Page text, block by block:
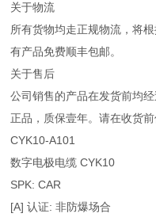
关于物流
所有货物均走正规物流，将
有产品免费顺丰包邮。
关于售后
公司销售的产品在发货前均
正品，质保壹年。请在收货
CYK10-A101
数字电极电缆 CYK10
SPK: CAR
[A] 认证: 非防爆场合